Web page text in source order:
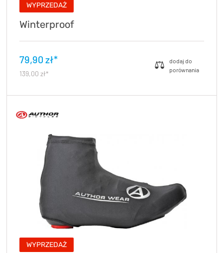
WYPRZEDAŻ
Winterproof
79,90 zł*
139,00 zł*
WYPRZEDAŻ